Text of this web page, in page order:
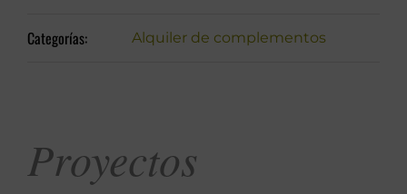
Categorías: Alquiler de complementos
Proyectos